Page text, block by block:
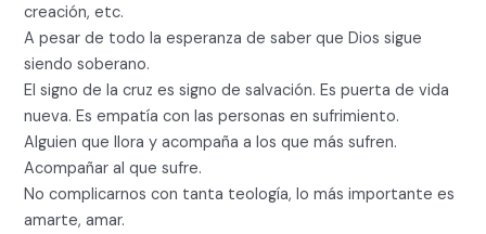
creación, etc.
A pesar de todo la esperanza de saber que Dios sigue
siendo soberano.
El signo de la cruz es signo de salvación. Es puerta de vida
nueva. Es empatía con las personas en sufrimiento.
Alguien que llora y acompaña a los que más sufren.
Acompañar al que sufre.
No complicarnos con tanta teología, lo más importante es
amarte, amar.